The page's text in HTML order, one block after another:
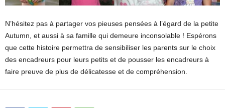
N’hésitez pas à partager vos pieuses pensées à l’égard de la petite
Autumn, et aussi à sa famille qui demeure inconsolable ! Espérons
que cette histoire permettra de sensibiliser les parents sur le choix
des encadreurs pour leurs petits et de pousser les encadreurs à
faire preuve de plus de délicatesse et de compréhension.